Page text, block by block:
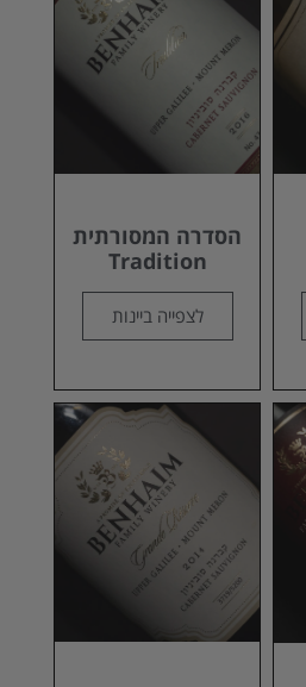
הסדרה המסורתית
Tradition
לצפייה ביינות